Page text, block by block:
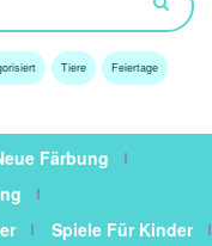
Tiere Feiertage
Färbung
Spiele Für Kinder